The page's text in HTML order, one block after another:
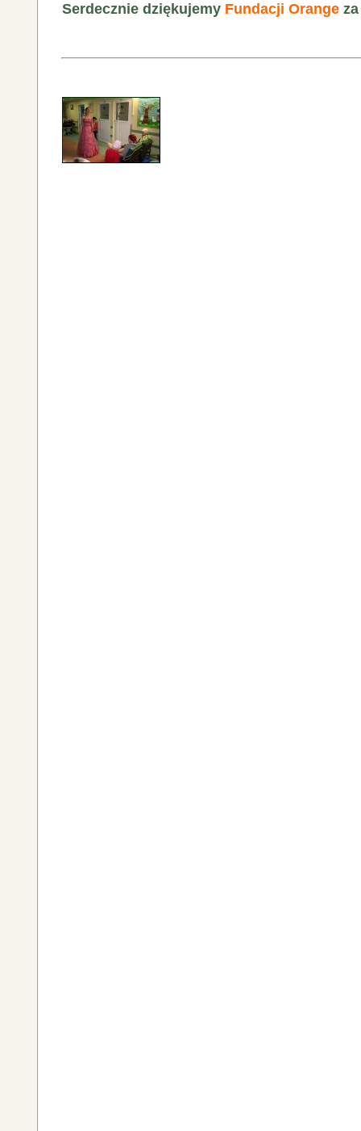
Serdecznie dziękujemy Fundacji Orange